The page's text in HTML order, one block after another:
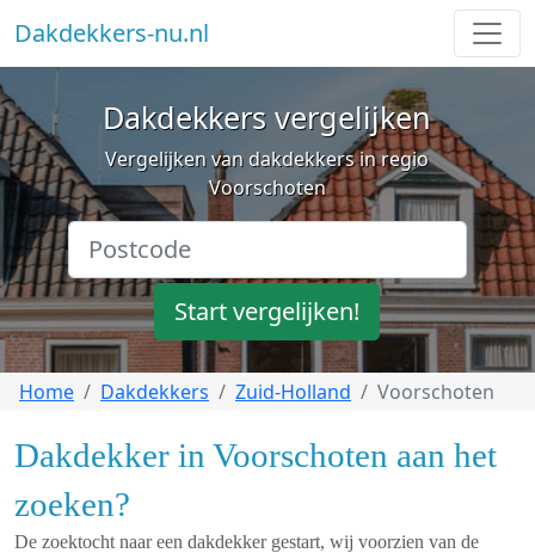
Dakdekkers-nu.nl
Dakdekkers vergelijken
Vergelijken van dakdekkers in regio
Voorschoten
Start vergelijken!
Home Dakdekkers Zuid-Holland Voorschoten
Dakdekker in Voorschoten aan het
zoeken?
De zoektocht naar een dakdekker gestart, wij voorzien van de